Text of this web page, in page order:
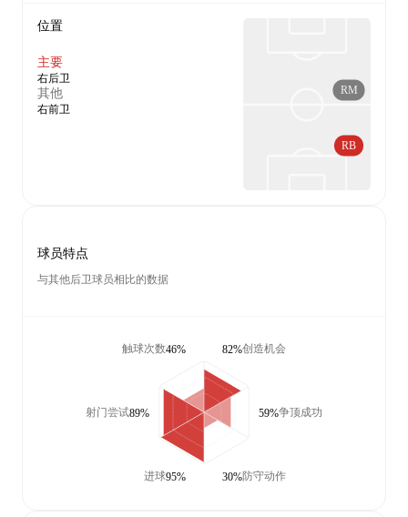
位置
主要
右后卫
其他
右前卫
RB
RM
球员特点
与其他后卫球员相比的数据
触球次数46%
射门尝试89%
进球95%
创造机会
82%
争顶成功
59%
防守动作
30%